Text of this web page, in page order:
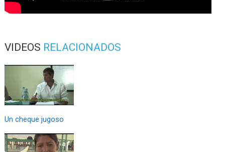
VIDEOS RELACIONADOS
Un cheque jugoso